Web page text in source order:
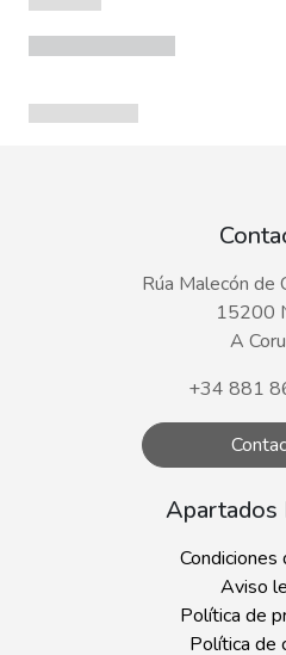
Rúa Malecón de
15200
A
+34 881
Apartados
Condiciones
Aviso
Política de
Política de